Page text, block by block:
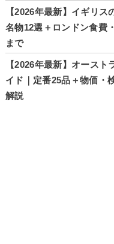
【2026年最新】イギリス
名物12選＋ロンドン食費
まで
【2026年最新】オース
イド｜定番25品＋物価・
解説